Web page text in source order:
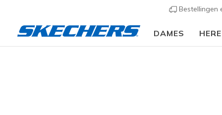
Bestellingen
DAMES